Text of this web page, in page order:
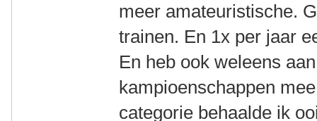
meer amateuristische.
trainen. En 1x per jaar
En heb ook weleens
kampioenschappen
categorie behaalde ik